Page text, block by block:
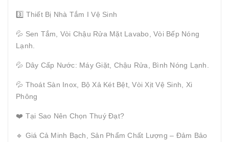
3️⃣ Thiết Bị Nhà Tắm I Vệ Sinh
💦 Sen Tắm, Vòi Chậu Rửa Mặt Lavabo, Vòi Bếp Nóng
Lạnh.
💦 Dây Cấp Nước: Máy Giặt, Chậu Rửa, Bình Nóng Lạnh.
💦 Thoát Sàn Inox, Bộ Xả Két Bệt, Vòi Xịt Vệ Sinh, Xi
Phông
❤️ Tại Sao Nên Chọn Thuý Đạt?
🔹 Giá Cả Minh Bạch, Sản Phẩm Chất Lượng – Đảm Bảo